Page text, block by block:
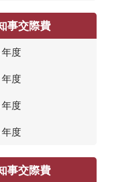
事交際費
度
度
度
度
事交際費